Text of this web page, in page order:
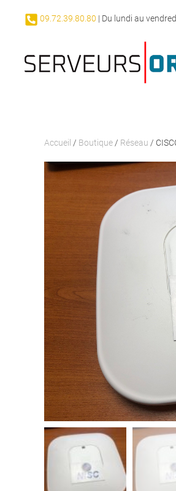
09.72.39.80.80 | Du lundi au
Accueil / Boutique / Réseau /